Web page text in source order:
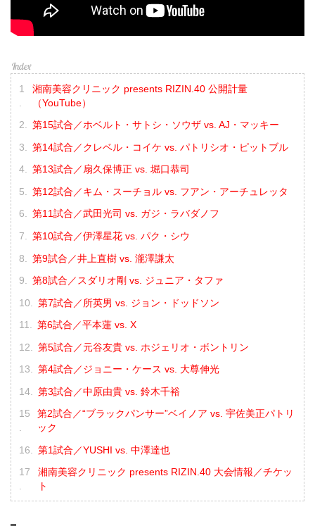
湘南美容クリニック presents RIZIN.40 公開計量
（YouTube）
第15試合／ホベルト・サトシ・ソウザ vs. AJ・マッキー
第14試合／クレベル・コイケ vs. パトリシオ・ピットブル
第13試合／扇久保博正 vs. 堀口恭司
第12試合／キム・スーチョル vs. フアン・アーチュレッタ
第11試合／武田光司 vs. ガジ・ラバダノフ
第10試合／伊澤星花 vs. パク・シウ
第9試合／井上直樹 vs. 瀧澤謙太
第8試合／スダリオ剛 vs. ジュニア・タファ
第7試合／所英男 vs. ジョン・ドッドソン
第6試合／平本蓮 vs. X
第5試合／元谷友貴 vs. ホジェリオ・ボントリン
第4試合／ジョニー・ケース vs. 大尊伸光
第3試合／中原由貴 vs. 鈴木千裕
第2試合／“ブラックパンサー”ベイノア vs. 宇佐美正パトリ
ック
第1試合／YUSHI vs. 中澤達也
湘南美容クリニック presents RIZIN.40 大会情報／チケッ
ト